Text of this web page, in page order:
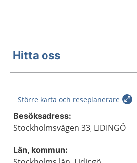
Hitta oss
Större karta och reseplanerare
Besöksadress:
Stockholmsvägen 33, LIDINGÖ
Län, kommun: